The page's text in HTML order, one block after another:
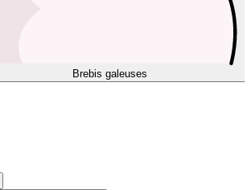
Brebis galeuses